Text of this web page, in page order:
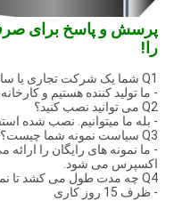
پرسش و پاسخ برای
را!
Q1 شما یک شرکت تجاری یا سازنده هستید؟
- ما تولید کننده هستیم و
Q2 می توانید نصب کنید؟
- بله ما میتوانیم. نصب شده
Q3 سیاست نمونه شما چیست؟
- ما نمونه های رایگان را
اکسپرس می شود.
Q4 چه مدت طول می کشد تا نمونه ها آماده شوند؟
- ظرف 15 روز کاری